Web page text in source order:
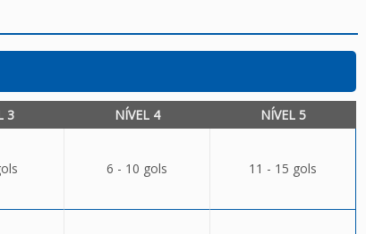
3 NÍVEL 4 NÍVEL 5
6 - 10 gols 11 - 15 gols